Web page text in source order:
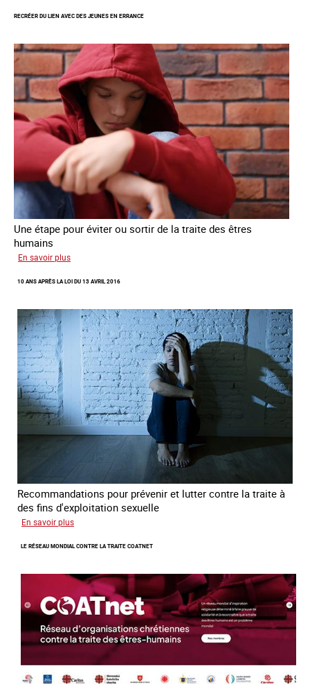
RECRÉER DU LIEN AVEC DES JEUNES EN ERRANCE
Une étape pour éviter ou sortir de la traite des êtres
humains
En savoir plus
du
avec
des
jeunes
errance
10 ANS APRÈS LA LOI DU 13 AVRIL 2016
Recommandations pour prévenir et lutter contre la traite à
des fins d'exploitation sexuelle
En savoir plus
ans
la
du
13
avril
2016
LE RÉSEAU MONDIAL CONTRE LA TRAITE COATNET